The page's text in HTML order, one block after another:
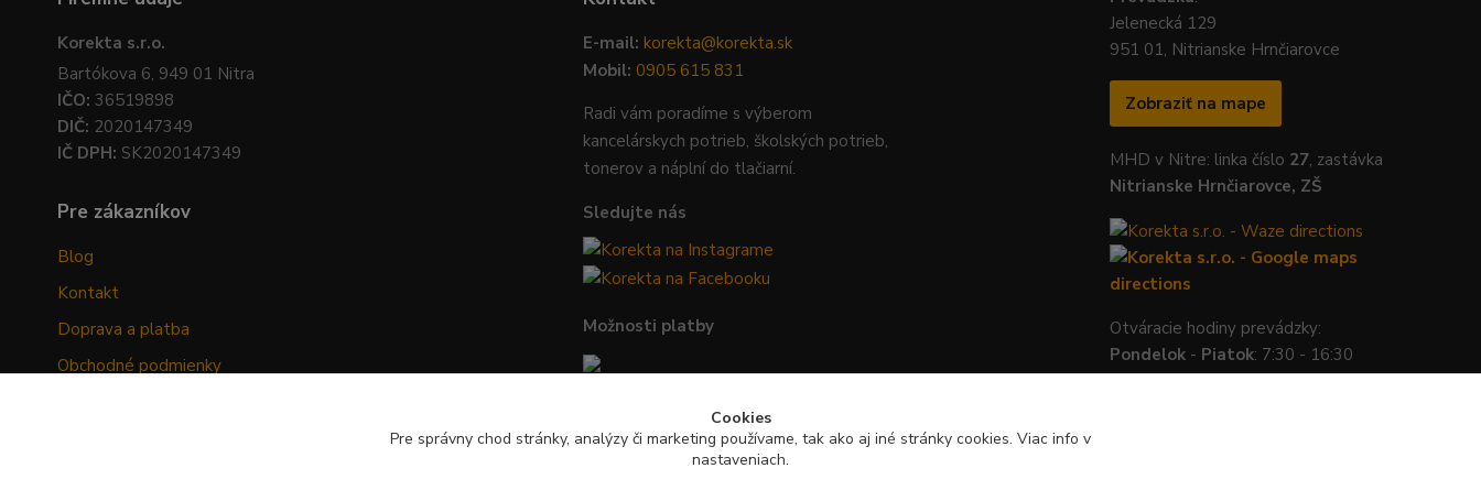
Korekta s.r.o.
Bartókova 6, 949 01 Nitra
IČO: 36519898
DIČ: 2020147349
IČ DPH: SK2020147349
Pre zákazníkov
Blog
Kontakt
Doprava a platba
Obchodné podmienky
E-mail: korekta@korekta.sk
Mobil: 0905 615 831
Radi vám poradíme s výberom
kancelárskych potrieb, školských potrieb,
tonerov a náplní do tlačiarní.
Sledujte nás
Možnosti platby
Bezpečná platba kartou, Google Pay,
Apple Pay a bankovým prevodom.
Jelenecká 129
951 01, Nitrianske Hrnčiarovce
Zobraziť na mape
MHD v Nitre: linka číslo 27, zastávka
Nitrianske Hrnčiarovce, ZŠ
Otváracie hodiny prevádzky:
Pondelok - Piatok: 7:30 - 16:30
Cookies
Pre správny chod stránky, analýzy či marketing používame, tak ako aj iné stránky cookies. Viac info v
nastaveniach.